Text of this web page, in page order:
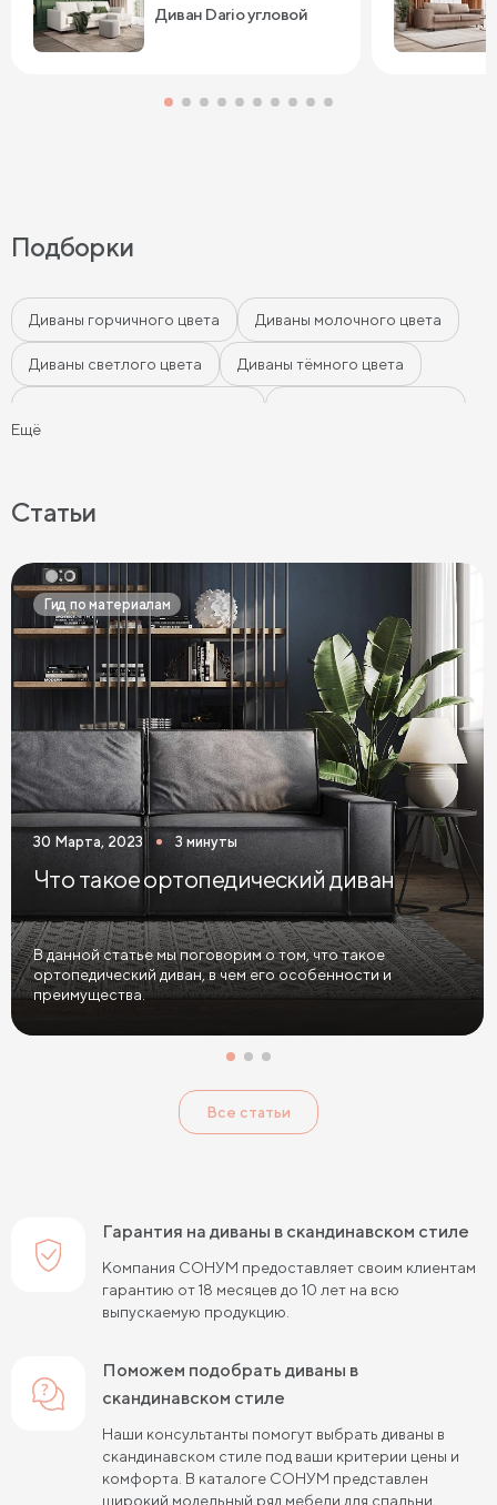
Диван Dario угловой
Подборки
Диваны горчичного цвета Диваны молочного цвета
Диваны светлого цвета Диваны тёмного цвета
Фиолетовые диваны Оранжевые диваны
Желтые диваны Красные диваны
Диваны шириной 110 см Раскладные диваны
Диваны в скандинавском стиле Диваны в стиле лофт
Белые диваны Бежевые диваны Зеленые диваны
Голубые диваны Выдвижные диваны
Диваны Пантограф Диваны Аккордеон
Диваны в спальню Диваны с подушками
Большие диваны Диваны софа Диваны из велюра
Диваны антикоготь
Ещё
Статьи
Гид по материалам
30 Марта, 2023 3 минуты
Что такое ортопедический диван
В данной статье мы поговорим о том, что такое
ортопедический диван, в чем его особенности и
преимущества.
Все статьи
Гарантия на диваны в скандинавском стиле
Компания СОНУМ предоставляет своим клиентам
гарантию от 18 месяцев до 10 лет на всю
выпускаемую продукцию.
Поможем подобрать диваны в
скандинавском стиле
Наши консультанты помогут выбрать диваны в
скандинавском стиле под ваши критерии цены и
комфорта. В каталоге СОНУМ представлен
широкий модельный ряд мебели для спальни,